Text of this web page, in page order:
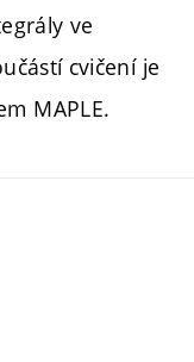
ve
cvičení je
MAPLE.